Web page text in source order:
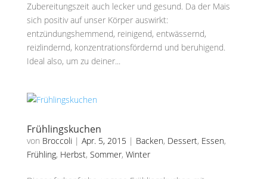
Zubereitungszeit auch lecker und gesund. Da der Mais
sich positiv auf unser Körper auswirkt:
entzündungshemmend, reinigend, entwässernd,
reizlindernd, konzentrationsfördernd und beruhigend.
Ideal also, um zu deiner...
Frühlingskuchen
von Broccoli | Apr. 5, 2015 | Backen, Dessert, Essen,
Frühling, Herbst, Sommer, Winter